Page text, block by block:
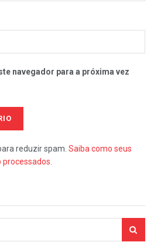
navegador para a próxima vez
reduzir spam. Saiba como seus
processados